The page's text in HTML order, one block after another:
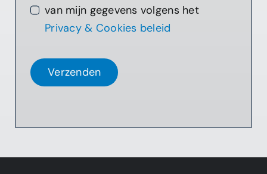
van mijn gegevens volgens het
Privacy & Cookies beleid
Verzenden